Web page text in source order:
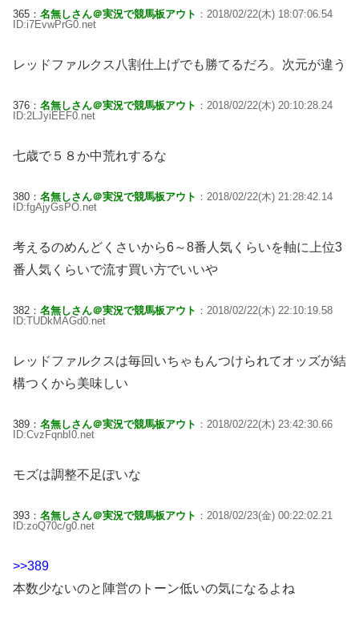
365： 名無しさん＠実況で競馬板アウト ：2018/02/22(木) 18:07:06.54
ID:i7EvwPrG0.net
レッドファルクス八割仕上げでも勝てるだろ。次元が違う
376： 名無しさん＠実況で競馬板アウト ：2018/02/22(木) 20:10:28.24
ID:2LJyiEEF0.net
七歳で５８か中荒れするな
380： 名無しさん＠実況で競馬板アウト ：2018/02/22(木) 21:28:42.14
ID:fgAjyGsPO.net
考えるのめんどくさいから6～8番人気くらいを軸に上位3
番人気くらいで流す買い方でいいや
382： 名無しさん＠実況で競馬板アウト ：2018/02/22(木) 22:10:19.58
ID:TUDkMAGd0.net
レッドファルクスは毎回いちゃもんつけられてオッズが結
構つくから美味しい
389： 名無しさん＠実況で競馬板アウト ：2018/02/22(木) 23:42:30.66
ID:CvzFqnbI0.net
モズは調整不足ぽいな
393： 名無しさん＠実況で競馬板アウト ：2018/02/23(金) 00:22:02.21
ID:zoQ70c/g0.net
>>389
本数少ないのと陣営のトーン低いの気になるよね